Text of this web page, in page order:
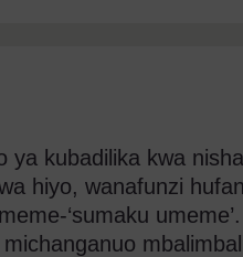
ya kubadilika kwa
hiyo, wanafunzi
‘sumaku